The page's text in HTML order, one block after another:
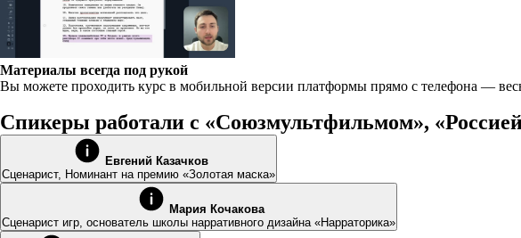
Материалы всегда под рукой
Вы можете проходить курс в мобильной версии платформы прямо с телефона —
Спикеры работали с «Союзмультфильмом»,
Евгений Казачков
Сценарист, Номинант на премию «Золотая маска»
Мария Кочакова
Сценарист игр, основатель школы нарративного дизайна «Нарраторика»